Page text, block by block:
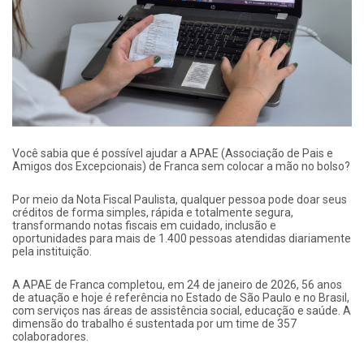
Você sabia que é possível ajudar a APAE (Associação de Pais e
Amigos dos Excepcionais) de Franca sem colocar a mão no bolso?
Por meio da Nota Fiscal Paulista, qualquer pessoa pode doar seus
créditos de forma simples, rápida e totalmente segura,
transformando notas fiscais em cuidado, inclusão e
oportunidades para mais de 1.400 pessoas atendidas diariamente
pela instituição.
A APAE de Franca completou, em 24 de janeiro de 2026, 56 anos
de atuação e hoje é referência no Estado de São Paulo e no Brasil,
com serviços nas áreas de assistência social, educação e saúde. A
dimensão do trabalho é sustentada por um time de 357
colaboradores.